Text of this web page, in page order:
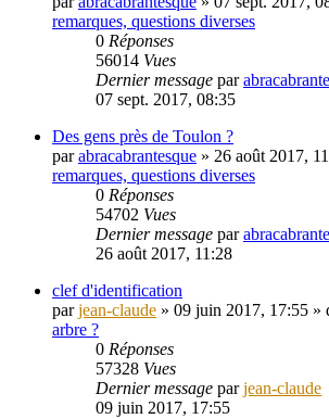
remarques, questions diverses
0 Réponses
56014 Vues
Dernier message par
07 sept. 2017, 08:35
Des gens près de Toulon ?
parabracabrantesque » 26 août 2017,
remarques, questions diverses
0 Réponses
54702 Vues
Dernier message par
26 août 2017, 11:28
clef d'identification
parjean-claude » 09 juin 2017, 17:55 »
arbre ?
0 Réponses
57328 Vues
Dernier message parjean-claude
09 juin 2017, 17:55